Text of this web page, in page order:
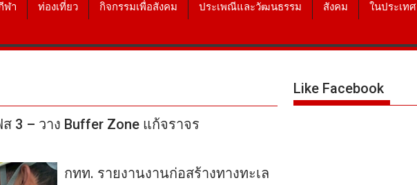
ฬา ท่องเที่ยว กิจกรรมเพื่อสังคม ประเพณีและวัฒนธรรม สังคม ในประเทศ
3 – วาง Buffer Zone แก้จราจร
กทท. รายงานงานก่อสร้างทางทะเล
Like Facebook